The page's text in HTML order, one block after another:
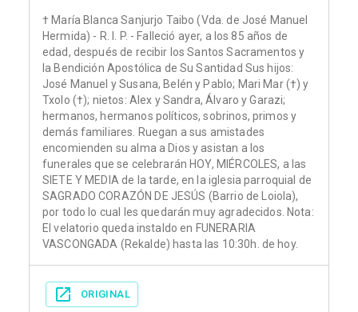
† María Blanca Sanjurjo Taibo (Vda. de José Manuel
Hermida) - R. I. P. - Falleció ayer, a los 85 años de
edad, después de recibir los Santos Sacramentos y
la Bendición Apostólica de Su Santidad Sus hijos:
José Manuel y Susana, Belén y Pablo; Mari Mar (†) y
Txolo (†); nietos: Alex y Sandra, Álvaro y Garazi;
hermanos, hermanos políticos, sobrinos, primos y
demás familiares. Ruegan a sus amistades
encomienden su alma a Dios y asistan a los
funerales que se celebrarán HOY, MIÉRCOLES, a las
SIETE Y MEDIA de la tarde, en la iglesia parroquial de
SAGRADO CORAZÓN DE JESÚS (Barrio de Loiola),
por todo lo cual les quedarán muy agradecidos. Nota:
El velatorio queda instaldo en FUNERARIA
VASCONGADA (Rekalde) hasta las 10:30h. de hoy.
ORIGINAL